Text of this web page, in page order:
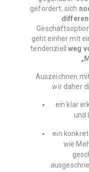
gefordert, sich
geht einher mit
tendenziellweg
Auszeichnen
wir daher
ein klar
und
ein
wie